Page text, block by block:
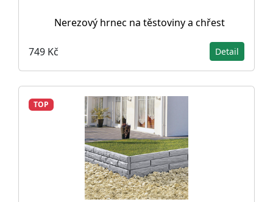
Nerezový hrnec na těstoviny a chřest
749 Kč Detail
TOP